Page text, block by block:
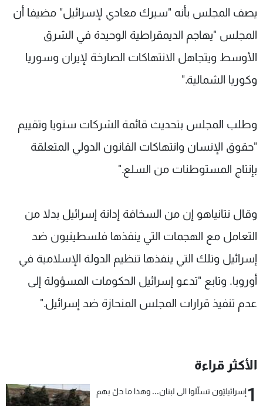
يصف المجلس بأنه "سيرك معادي لإسرائيل" مضيفا أن
المجلس "يهاجم الديمقراطية الوحيدة في الشرق
الأوسط ويتجاهل الانتهاكات الصارخة لإيران وسوريا
وكوريا الشمالية."
وطلب المجلس بتحديث قائمة الشركات سنويا وتقييم
"حقوق الإنسان وانتهاكات القانون الدولي المتعلقة
بإنتاج المستوطنات من السلع."
وقال نتانياهو إن من السخافة إدانة إسرائيل بدلا من
التعامل مع الهجمات التي ينفذها فلسطينيون ضد
إسرائيل وتلك التي ينفذها تنظيم الدولة الإسلامية في
أوروبا. وتابع "تدعو إسرائيل الحكومات المسؤولة إلى
عدم تنفيذ قرارات المجلس المنحازة ضد إسرائيل."
الأكثر قراءة
1إسرائيليّون تسلّلوا الى لبنان... وهذا ما حلّ بهم